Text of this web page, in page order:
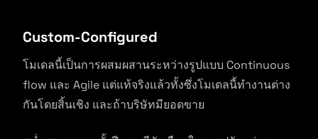
Custom-Configured
โมเดลนี้เป็นการผสมผสานระหว่างรูปแบบ Continuous
flow และ Agile แต่แท้จริงแล้วทั้งซึ่งโมเดลนี้ทำงานต่าง
กันโดยสิ้นเชิง และถ้าบริษัทมียอดขาย